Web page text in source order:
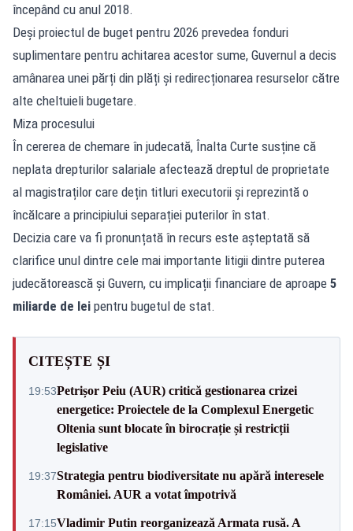
începând cu anul 2018.
Deși proiectul de buget pentru 2026 prevedea fonduri
suplimentare pentru achitarea acestor sume, Guvernul a decis
amânarea unei părți din plăți și redirecționarea resurselor către
alte cheltuieli bugetare.
Miza procesului
În cererea de chemare în judecată, Înalta Curte susține că
neplata drepturilor salariale afectează dreptul de proprietate
al magistraților care dețin titluri executorii și reprezintă o
încălcare a principiului separației puterilor în stat.
Decizia care va fi pronunțată în recurs este așteptată să
clarifice unul dintre cele mai importante litigii dintre puterea
judecătorească și Guvern, cu implicații financiare de aproape 5
miliarde de lei pentru bugetul de stat.
CITEȘTE ȘI
19:53Petrișor Peiu (AUR) critică gestionarea crizei
energetice: Proiectele de la Complexul Energetic
Oltenia sunt blocate în birocrație și restricții
legislative
19:37Strategia pentru biodiversitate nu apără interesele
României. AUR a votat împotrivă
17:15Vladimir Putin reorganizează Armata rusă. A